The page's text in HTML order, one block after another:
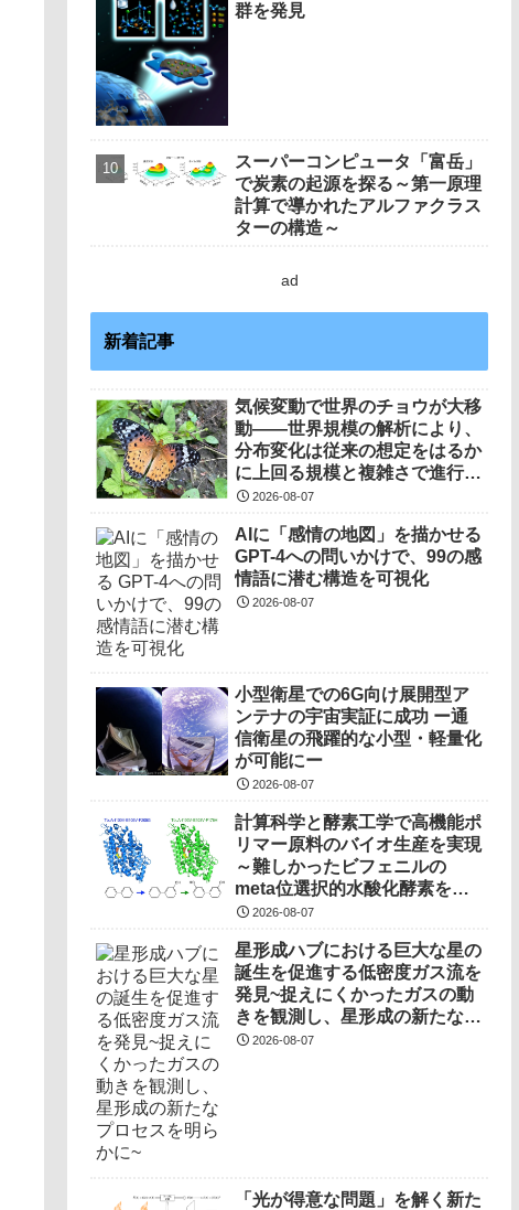
群を発見
スーパーコンピュータ「富岳」
で炭素の起源を探る～第一原理
計算で導かれたアルファクラス
ターの構造～
ad
新着記事
気候変動で世界のチョウが大移
動――世界規模の解析により、
分布変化は従来の想定をはるか
に上回る規模と複雑さで進行し
ていることを解明――
2026-08-07
AIに「感情の地図」を描かせる
GPT-4への問いかけで、99の感
情語に潜む構造を可視化
2026-08-07
小型衛星での6G向け展開型ア
ンテナの宇宙実証に成功 ー通
信衛星の飛躍的な小型・軽量化
が可能にー
2026-08-07
計算科学と酵素工学で高機能ポ
リマー原料のバイオ生産を実現
～難しかったビフェニルの
meta位選択的水酸化酵素を開
発～2026-08-07
星形成ハブにおける巨大な星の
誕生を促進する低密度ガス流を
発見~捉えにくかったガスの動
きを観測し、星形成の新たなプ
ロセスを明らかに~
2026-08-07
「光が得意な問題」を解く新た